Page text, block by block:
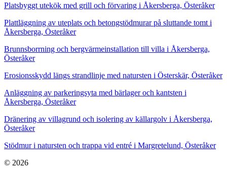
Platsbyggt utekök med grill och förvaring i Åkersberga, Österåker
Plattläggning av uteplats och betongstödmurar på sluttande tomt i
Åkersberga, Österåker
Brunnsborrning och bergvärmeinstallation till villa i Åkersberga,
Österåker
Erosionsskydd längs strandlinje med natursten i Österskär, Österåker
Anläggning av parkeringsyta med bärlager och kantsten i
Åkersberga, Österåker
Dränering av villagrund och isolering av källargolv i Åkersberga,
Österåker
Stödmur i natursten och trappa vid entré i Margretelund, Österåker
© 2026